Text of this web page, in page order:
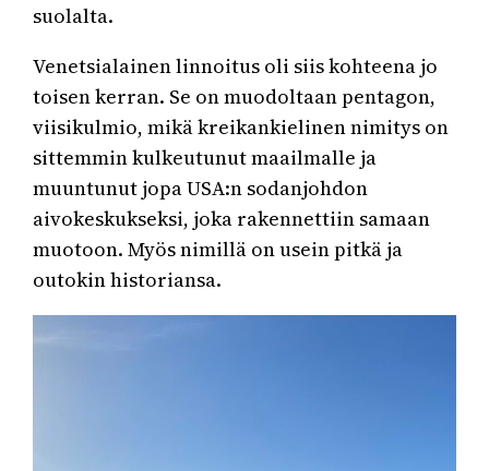
suolalta.
Venetsialainen linnoitus oli siis kohteena jo
toisen kerran. Se on muodoltaan pentagon,
viisikulmio, mikä kreikankielinen nimitys on
sittemmin kulkeutunut maailmalle ja
muuntunut jopa USA:n sodanjohdon
aivokeskukseksi, joka rakennettiin samaan
muotoon. Myös nimillä on usein pitkä ja
outokin historiansa.